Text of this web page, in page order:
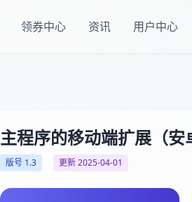
领券中心 资讯 用户中心
主程序的移动端扩展（安
版号 1.3 更新 2025-04-01